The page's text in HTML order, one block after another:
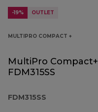
-19% OUTLET
MULTIPRO COMPACT +
MultiPro Compact+
FDM315SS
FDM315SS